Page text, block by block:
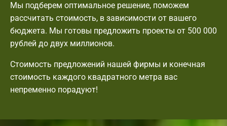
Мы подберем оптимальное решение, поможем
рассчитать стоимость, в зависимости от вашего
бюджета. Мы готовы предложить проекты от 500 000
рублей до двух миллионов.
Стоимость предложений нашей фирмы и конечная
стоимость каждого квадратного метра вас
непременно порадуют!